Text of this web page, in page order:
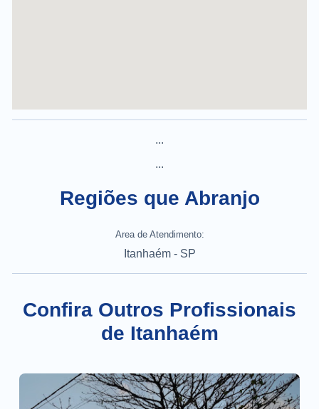
...
...
Regiões que Abranjo
Area de Atendimento:
Itanhaém - SP
Confira Outros Profissionais
de Itanhaém